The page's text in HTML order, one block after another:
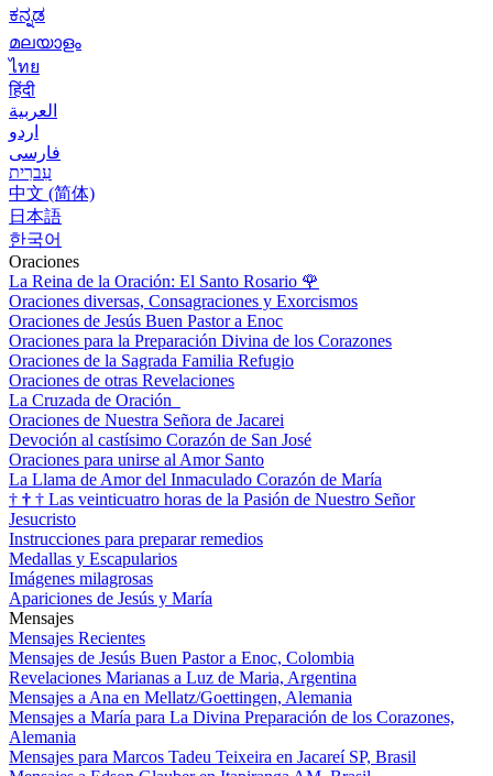
ಕನ್ನಡ
മലയാളം
ไทย
हिंदी
العربية
اردو
فارسی
עִברִית
中文 (简体)
日本語
한국어
Oraciones
La Reina de la Oración: El Santo Rosario 🌹
Oraciones diversas, Consagraciones y Exorcismos
Oraciones de Jesús Buen Pastor a Enoc
Oraciones para la Preparación Divina de los Corazones
Oraciones de la Sagrada Familia Refugio
Oraciones de otras Revelaciones
La Cruzada de Oración
Oraciones de Nuestra Señora de Jacarei
Devoción al castísimo Corazón de San José
Oraciones para unirse al Amor Santo
La Llama de Amor del Inmaculado Corazón de María
† † † Las veinticuatro horas de la Pasión de Nuestro Señor
Jesucristo
Instrucciones para preparar remedios
Medallas y Escapularios
Imágenes milagrosas
Apariciones de Jesús y María
Mensajes
Mensajes Recientes
Mensajes de Jesús Buen Pastor a Enoc, Colombia
Revelaciones Marianas a Luz de Maria, Argentina
Mensajes a Ana en Mellatz/Goettingen, Alemania
Mensajes a María para La Divina Preparación de los Corazones,
Alemania
Mensajes para Marcos Tadeu Teixeira en Jacareí SP, Brasil